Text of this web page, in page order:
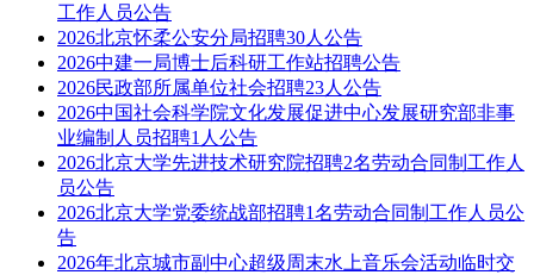
工作人员公告
2026北京怀柔公安分局招聘30人公告
2026中建一局博士后科研工作站招聘公告
2026民政部所属单位社会招聘23人公告
2026中国社会科学院文化发展促进中心发展研究部非事
业编制人员招聘1人公告
2026北京大学先进技术研究院招聘2名劳动合同制工作人
员公告
2026北京大学党委统战部招聘1名劳动合同制工作人员公
告
2026年北京城市副中心超级周末水上音乐会活动临时交